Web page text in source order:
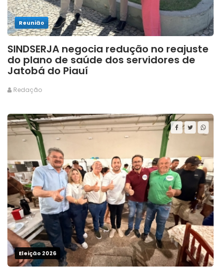
Reunião
SINDSERJA negocia redução no reajuste
do plano de saúde dos servidores de
Jatobá do Piauí
Redação
Eleição 2026